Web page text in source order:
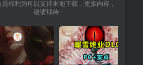
权利为可以支持本地下载，更多内容，
敬请期待！